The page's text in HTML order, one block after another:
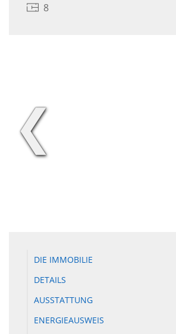
8
❮
DIE IMMOBILIE
DETAILS
AUSSTATTUNG
ENERGIEAUSWEIS